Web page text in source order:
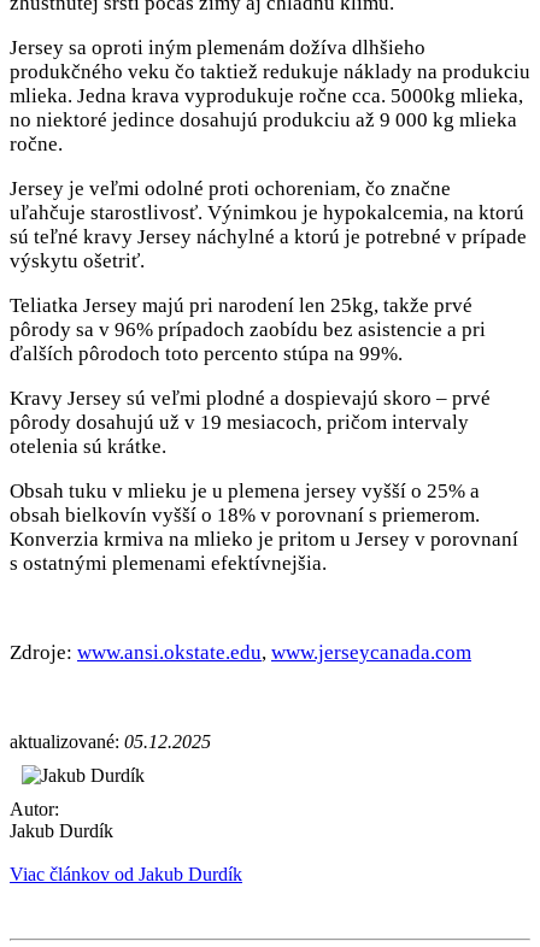
Jersey sa oproti iným plemenám dožíva dlhšieho
produkčného veku čo taktiež redukuje náklady na produkciu
mlieka. Jedna krava vyprodukuje ročne cca. 5000kg mlieka,
no niektoré jedince dosahujú produkciu až 9 000 kg mlieka
ročne.
Jersey je veľmi odolné proti ochoreniam, čo značne
uľahčuje starostlivosť. Výnimkou je hypokalcemia, na ktorú
sú teľné kravy Jersey náchylné a ktorú je potrebné v prípade
výskytu ošetriť.
Teliatka Jersey majú pri narodení len 25kg, takže prvé
pôrody sa v 96% prípadoch zaobídu bez asistencie a pri
ďalších pôrodoch toto percento stúpa na 99%.
Kravy Jersey sú veľmi plodné a dospievajú skoro – prvé
pôrody dosahujú už v 19 mesiacoch, pričom intervaly
otelenia sú krátke.
Obsah tuku v mlieku je u plemena jersey vyšší o 25% a
obsah bielkovín vyšší o 18% v porovnaní s priemerom.
Konverzia krmiva na mlieko je pritom u Jersey v porovnaní
s ostatnými plemenami efektívnejšia.
Zdroje: www.ansi.okstate.edu, www.jerseycanada.com
aktualizované: 05.12.2025
Autor:
Jakub Durdík
Viac článkov od Jakub Durdík